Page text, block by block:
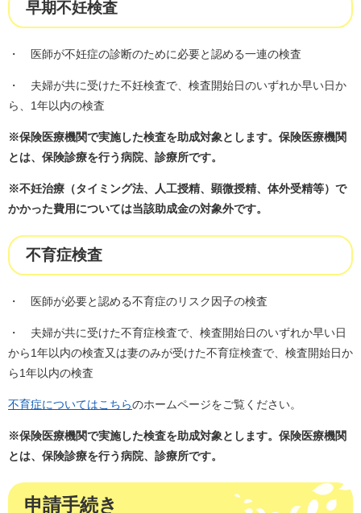
早期不妊検査
・ 医師が不妊症の診断のために必要と認める一連の検査
・ 夫婦が共に受けた不妊検査で、検査開始日のいずれか早い日か
ら、1年以内の検査
※保険医療機関で実施した検査を助成対象とします。保険医療機関
とは、保険診療を行う病院、診療所です。
※不妊治療（タイミング法、人工授精、顕微授精、体外受精等）で
かかった費用については当該助成金の対象外です。
不育症検査
・ 医師が必要と認める不育症のリスク因子の検査
・ 夫婦が共に受けた不育症検査で、検査開始日のいずれか早い日
から1年以内の検査又は妻のみが受けた不育症検査で、検査開始日か
ら1年以内の検査
不育症についてはこちらのホームページをご覧ください。
※保険医療機関で実施した検査を助成対象とします。保険医療機関
とは、保険診療を行う病院、診療所です。
申請手続き